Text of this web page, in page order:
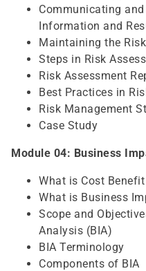
Communicating
Information and
Maintaining the
Steps in Risk
Risk Assessment
Best Practices in
Risk Management
Case Study
Module 04: Business
What is Cost
What is Business
Scope and
Analysis (BIA)
BIA Terminology
Components of BIA